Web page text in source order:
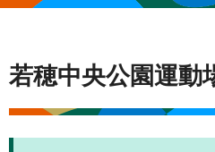
若穂中央公園運動